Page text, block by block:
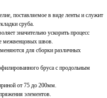
поставляемое в виде ленты и служит
сруба.
значительно ускорить процесс
межвенцовых швов.
для сборки различных
бруса с продольным
от 75 до 200мм.
элементов.